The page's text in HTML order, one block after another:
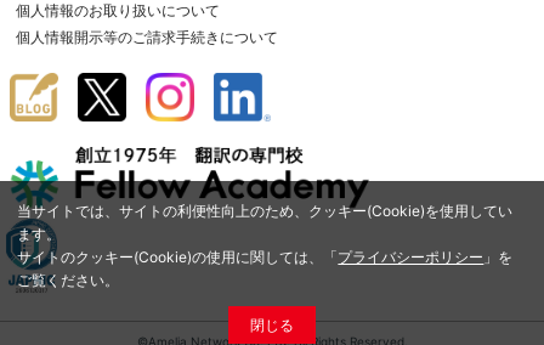
当サイトでは、サイトの利便性向上のため、クッキー(Cookie)を使用してい
ます。
サイトのクッキー(Cookie)の使用に関しては、「プライバシーポリシー 」を
ご覧ください。
閉じる
個人情報のお取り扱いについて
個人情報開示等のご請求手続きについて
©Amelia Network Co.,Ltd. All Rights Reserved.